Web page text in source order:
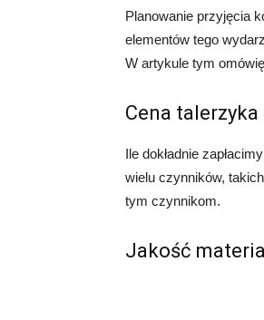
Planowanie przyjęcia
elementów tego
W artykule tym
Cena
Ile dokładnie
wielu czynników,
tym czynnikom.
Jakość